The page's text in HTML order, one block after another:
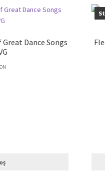
Dance Songs
vinil VG